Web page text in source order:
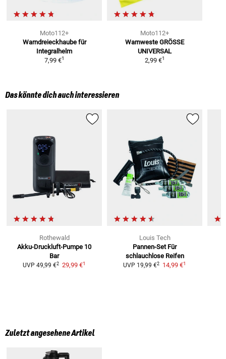
Moto112+
Warndreieckhaube für
Integralhelm
7,99 €1
Moto112+
Warnweste GRÖSSE
UNIVERSAL
2,99 €1
Das könnte dich auch interessieren
Rothewald
Akku-Druckluft-Pumpe 10
Bar
UVP 49,99 €2 29,99 €1
Louis Tech
Pannen-Set Für
schlauchlose Reifen
UVP 19,99 €2 14,99 €1
Zuletzt angesehene Artikel